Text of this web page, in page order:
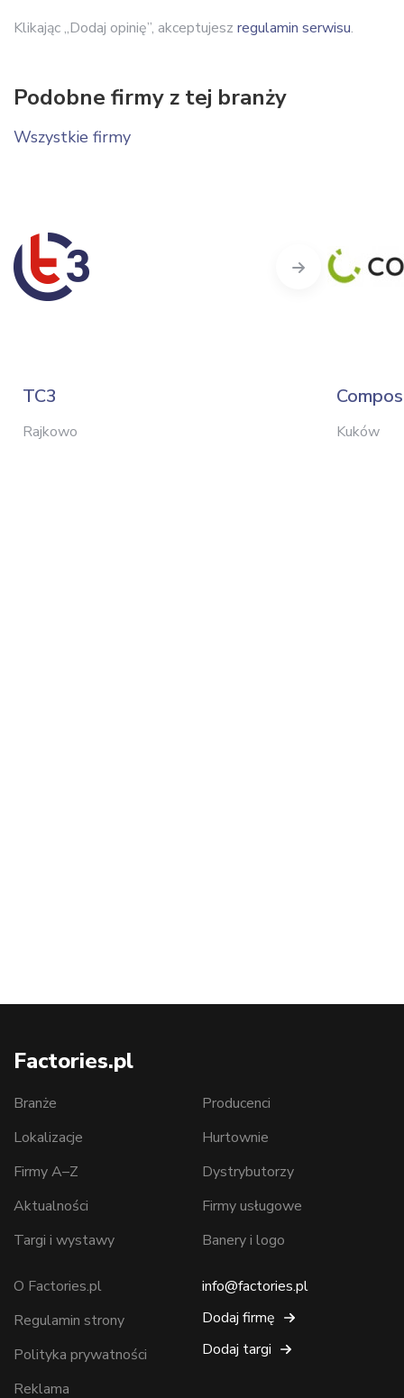
Klikając „Dodaj opinię”, akceptujesz regulamin serwisu.
Podobne firmy z tej branży
Wszystkie firmy
TC3
Rajkowo Kuków
Next
Factories.pl
Branże
Lokalizacje
Firmy A–Z
Aktualności
Targi i wystawy
Producenci
Hurtownie
Dystrybutorzy
Firmy usługowe
Banery i logo
O Factories.pl
Regulamin strony
Polityka prywatności
Reklama
info@factories.pl
Dodaj firmę
Dodaj targi